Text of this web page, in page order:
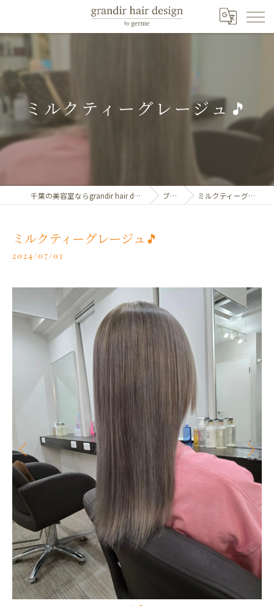
ミルクティーグレージュ🎵
千葉の美容室ならgrandir hair design by germe ブログ ミルクティーグレージュ🎵
ミルクティーグレージュ🎵
2024/07/03